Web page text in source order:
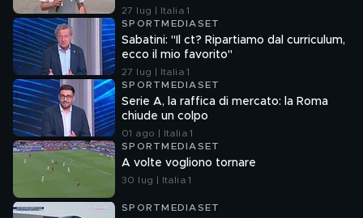
27 lug | Italia 1
SPORTMEDIASET
Sabatini: "Il ct? Ripartiamo dal curriculum,
ecco il mio favorito"
27 lug | Italia 1
SPORTMEDIASET
Serie A, la raffica di mercato: la Roma
chiude un colpo
01 ago | Italia 1
SPORTMEDIASET
A volte vogliono tornare
30 lug | Italia 1
SPORTMEDIASET